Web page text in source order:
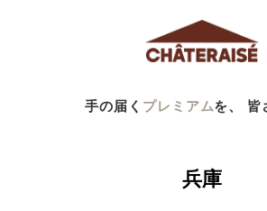
手の届く プレミアムを、 皆
兵庫